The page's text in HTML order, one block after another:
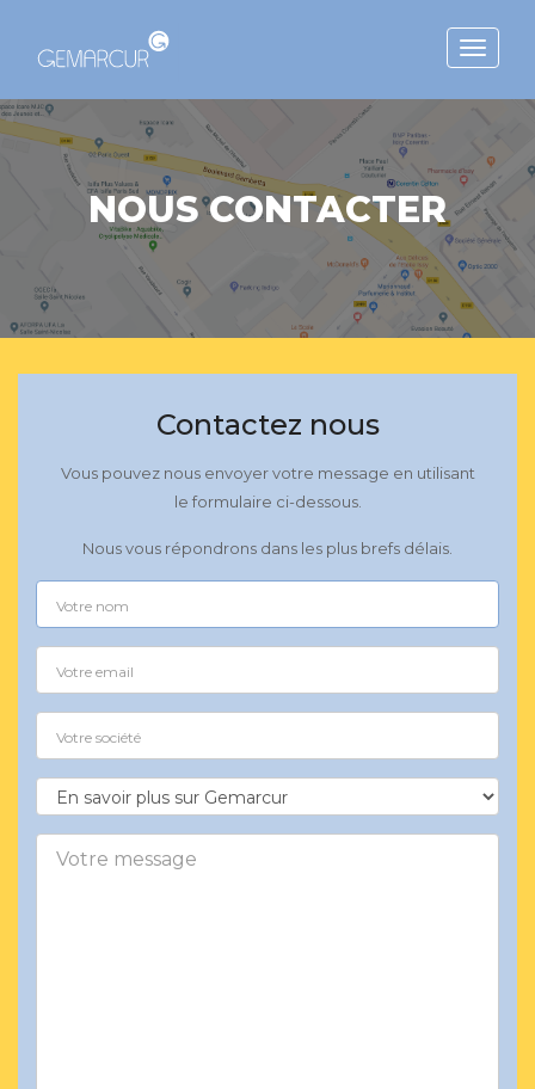
Toggle
NOUS CONTACTER
Contactez nous
Vous pouvez nous envoyer votre message en utilisant
le formulaire ci-dessous.
Nous vous répondrons dans les plus brefs délais.